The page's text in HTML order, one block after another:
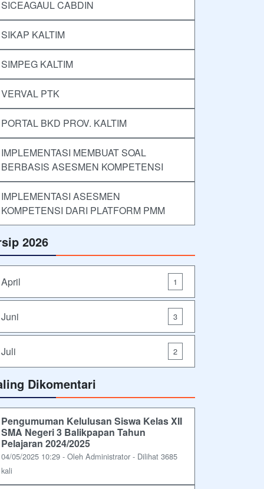
SICEAGAUL CABDIN
SIKAP KALTIM
SIMPEG KALTIM
VERVAL PTK
PORTAL BKD PROV. KALTIM
IMPLEMENTASI MEMBUAT SOAL
BERBASIS ASESMEN KOMPETENSI
IMPLEMENTASI ASESMEN
KOMPETENSI DARI PLATFORM PMM
2026
April 1
Juni 3
Juli 2
Dikomentari
Pengumuman Kelulusan Siswa Kelas XII
SMA Negeri 3 Balikpapan Tahun
Pelajaran 2024/2025
04/05/2025 10:29 - Oleh Administrator - Dilihat 3685
kali